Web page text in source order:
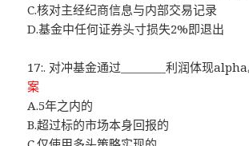
C.核对主经纪商信息与内部交易记录
D.基金中任何证券头寸损失2%即退出
17:. 对冲基金通过________利润体现
案
A.5年之内的
B.超过标的市场本身回报的